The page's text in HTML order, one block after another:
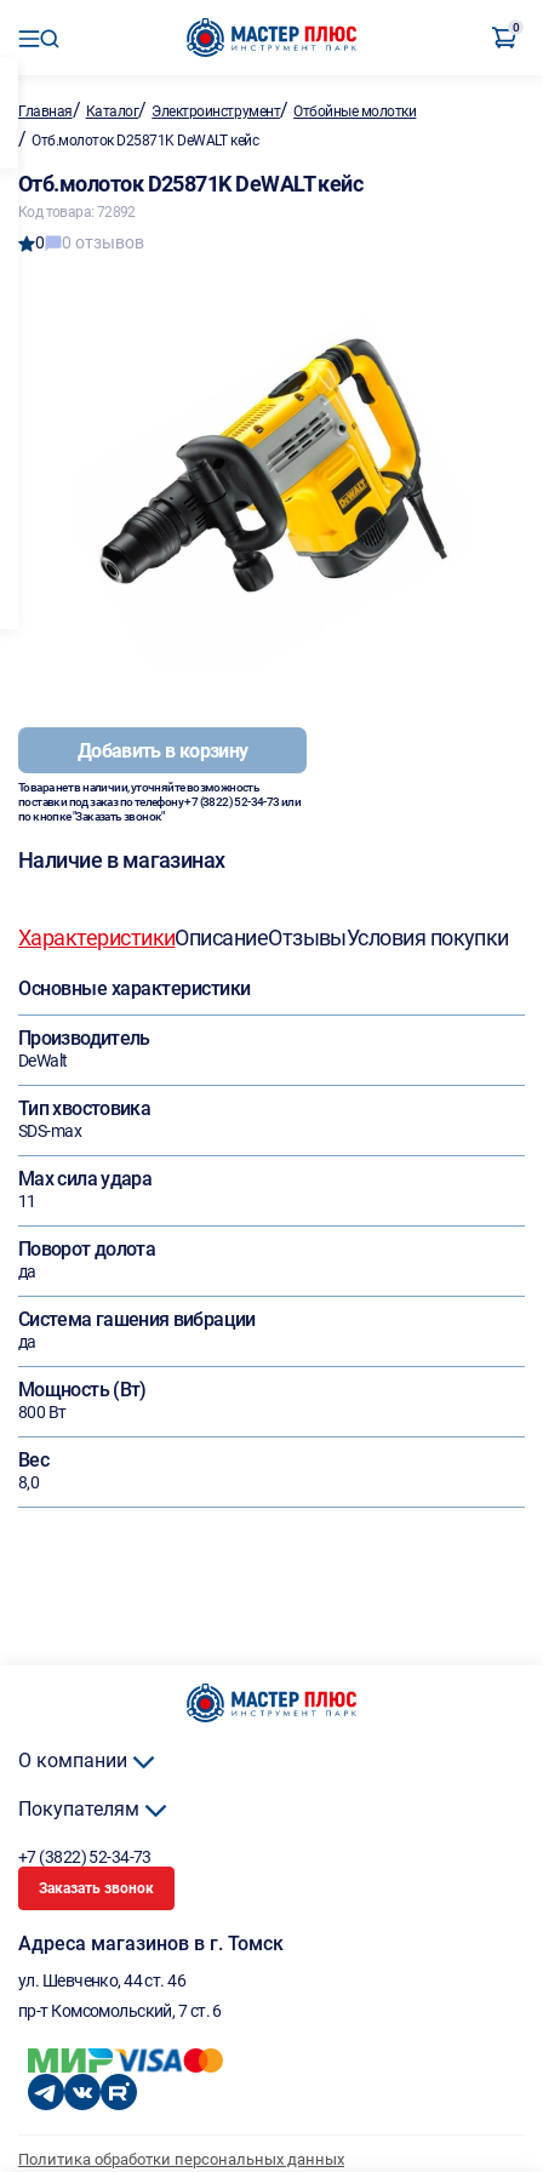
0
Главная/ Каталог/ Электроинструмент/Отбойные молотки
/ Отб.молоток D25871K DeWALT кейс
Отб.молоток D25871K DeWALT кейс
Код товара: 72892
0 0 отзывов
Добавить в корзину
Товара нет в наличии, уточняйте возможность
поставки под заказ по телефону+7 (3822) 52-34-73или
по кнопке "Заказать звонок"
Наличие в магазинах
ХарактеристикиОписаниеОтзывыУсловия покупки
Основные характеристики
Производитель
DeWalt
Тип хвостовика
SDS-max
Max сила удара
11
Поворот долота
да
Система гашения вибрации
да
Мощность (Вт)
800 Вт
Вес
8,0
О компании
Покупателям
+7 (3822) 52-34-73
Заказать звонок
Адреса магазинов в г. Томск
ул. Шевченко, 44 ст. 46
пр-т Комсомольский, 7 ст. 6
Политика обработки персональных данных